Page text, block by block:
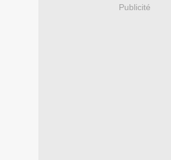
Publicité